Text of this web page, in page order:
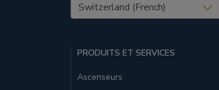
United States (EN)
PRODUITS ET SERVICES
Ascenseurs